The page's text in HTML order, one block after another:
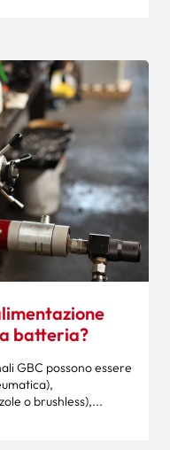
batteria?
GBC possono essere
o brushless),...